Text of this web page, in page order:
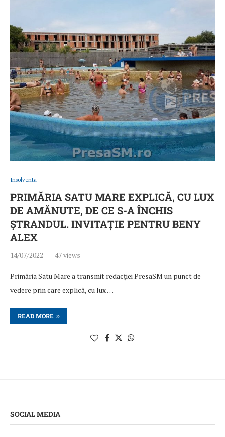
Insolventa
PRIMĂRIA SATU MARE EXPLICĂ, CU LUX
DE AMĂNUTE, DE CE S-A ÎNCHIS
ȘTRANDUL. INVITAȚIE PENTRU BENY
ALEX
14/07/2022 47 views
Primăria Satu Mare a transmit redacției PresaSM un punct de
vedere prin care explică, cu lux …
READ MORE
SOCIAL MEDIA